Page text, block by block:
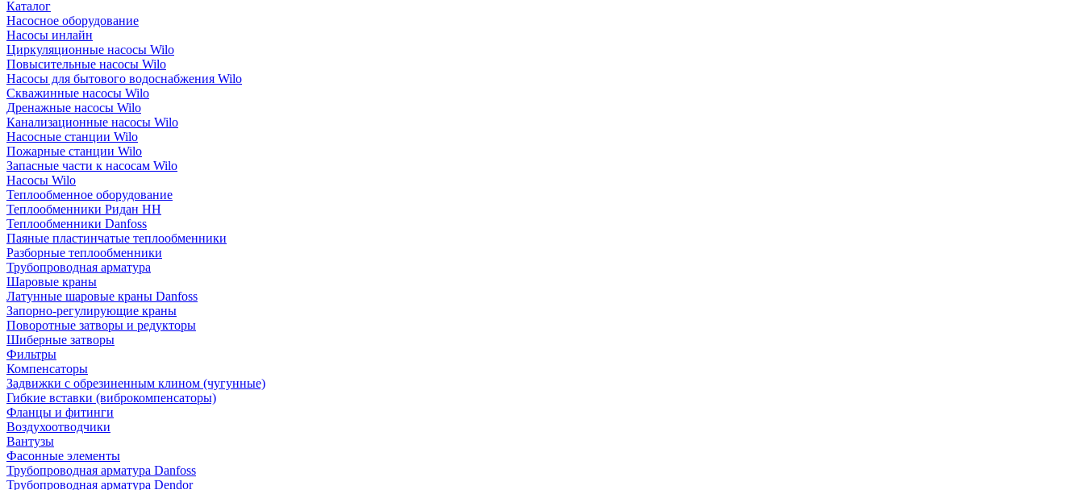
Каталог
Насосное оборудование
Насосы инлайн
Циркуляционные насосы Wilo
Повысительные насосы Wilo
Насосы для бытового водоснабжения Wilo
Скважинные насосы Wilo
Дренажные насосы Wilo
Канализационные насосы Wilo
Насосные станции Wilo
Пожарные станции Wilo
Запасные части к насосам Wilo
Насосы Wilo
Теплообменное оборудование
Теплообменники Ридан НН
Теплообменники Danfoss
Паяные пластинчатые теплообменники
Разборные теплообменники
Трубопроводная арматура
Шаровые краны
Латунные шаровые краны Danfoss
Запорно-регулирующие краны
Поворотные затворы и редукторы
Шиберные затворы
Фильтры
Компенсаторы
Задвижки с обрезиненным клином (чугунные)
Гибкие вставки (виброкомпенсаторы)
Фланцы и фитинги
Воздухоотводчики
Вантузы
Фасонные элементы
Трубопроводная арматура Danfoss
Трубопроводная арматура Dendor